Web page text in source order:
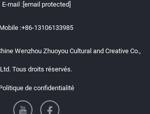
E-mail :[email protected]
Mobile :+86-13106133985
Wenzhou Zhuoyou Cultural and Creative Co.,
Ltd. Tous droits réservés.
de confidentialité